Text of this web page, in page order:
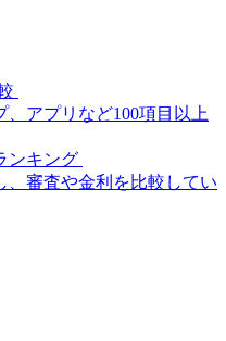
アプリなど100項目以上
ンキング
、審査や金利を比較してい